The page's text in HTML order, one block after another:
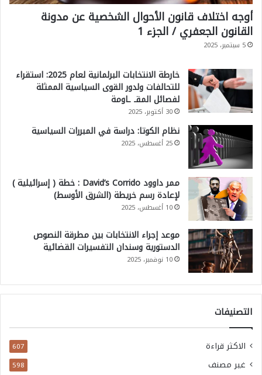
أوجه اختلاف قانون الأحوال الشخصية عن مدونة
القانون الجعفري / الجزء 1
5 سبتمبر، 2025
خارطة الانتخابات البرلمانية لعام 2025: استقراء
للتحالفات ولدور القوى السياسية الممثلة
لفصائل المقـ ـاومة
30 أكتوبر، 2025
نظام الكوتا: دراسة في المبررات السياسية
25 أغسطس، 2025
ممر داوود David’s Corrido : خطة ( إسرائيلية )
لإعادة رسم خريطة (الشرق الأوسط)
10 أغسطس، 2025
موعد إجراء الانتخابات بين مطرقة النصوص
الدستورية وسندان التفسيرات القضائية
10 نوفمبر، 2025
التصنيفات
الاكثر قراءة 607
غير مصنف 598